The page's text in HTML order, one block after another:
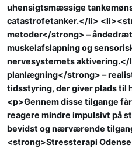
uhensigtsmæssige
catastrofetanker.</li>
metoder</strong> –
muskelafslapning og
nervesystemets
planlægning</strong> –
tidsstyring, der giver plads
<p>Gennem disse tilgange
reagere mindre impulsivt på
bevidst og nærværende
<strong>Stressterapi